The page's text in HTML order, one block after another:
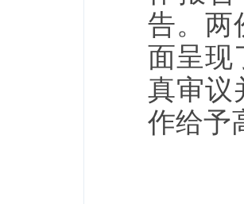
告。两
面呈现
真审议
作给予